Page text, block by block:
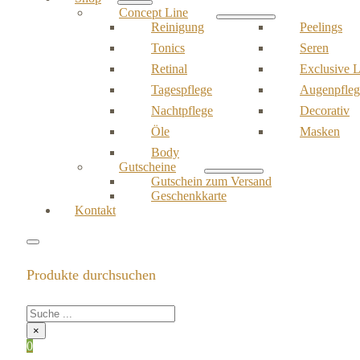
Concept Line
Reinigung
Peelings
Tonics
Seren
Retinal
Exclusive
Tagespflege
Nachtpflege
Decorativ
Öle
Masken
Body
Gutscheine
Gutschein zum Versand
Geschenkkarte
Kontakt
Produkte durchsuchen
×
0